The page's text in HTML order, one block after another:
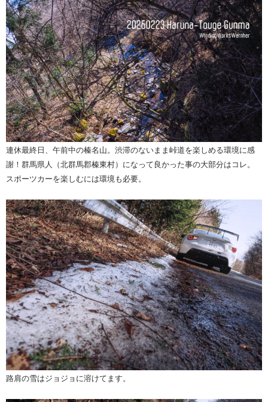
連休最終日、午前中の榛名山。渋滞のないまま峠道を楽しめる環境に感
謝！群馬県人（北群馬郡榛東村）になって良かった事の大部分はコレ。
スポーツカーを楽しむには環境も必要。
路肩の雪はジョジョに溶けてます。